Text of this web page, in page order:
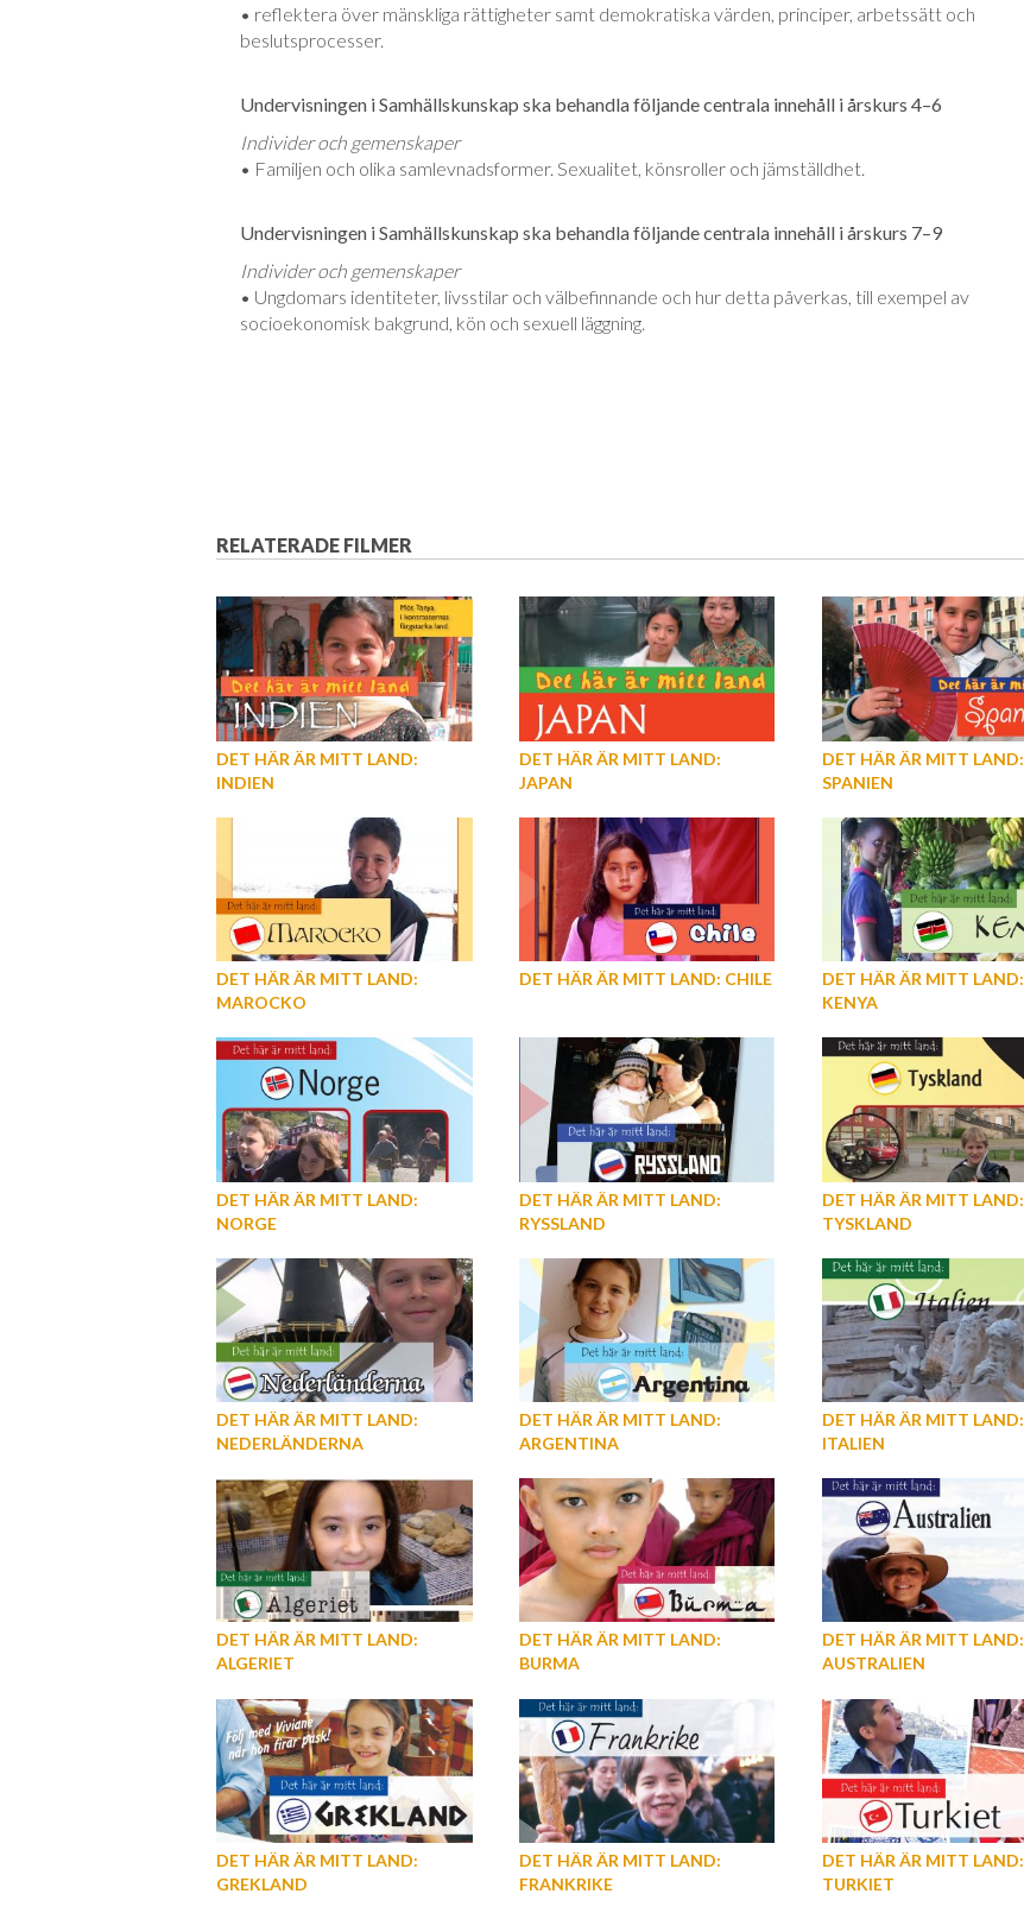
• reflektera över mänskliga rättigheter samt demokratiska värden, principer, arbetssätt och
beslutsprocesser.
Undervisningen i Samhällskunskap ska behandla följande centrala innehåll i årskurs 4–6
Individer och gemenskaper
• Familjen och olika samlevnadsformer. Sexualitet, könsroller och jämställdhet.
Undervisningen i Samhällskunskap ska behandla följande centrala innehåll i årskurs 7–9
Individer och gemenskaper
• Ungdomars identiteter, livsstilar och välbefinnande och hur detta påverkas, till exempel av
socioekonomisk bakgrund, kön och sexuell läggning.
RELATERADE FILMER
DET HÄR ÄR MITT LAND:
INDIEN
DET HÄR ÄR MITT LAND:
JAPAN
DET HÄR ÄR MITT LAND:
SPANIEN
DET HÄR ÄR MITT LAND:
MAROCKO
DET HÄR ÄR MITT LAND: CHILE
DET HÄR ÄR MITT LAND:
KENYA
DET HÄR ÄR MITT LAND:
NORGE
DET HÄR ÄR MITT LAND:
RYSSLAND
DET HÄR ÄR MITT LAND:
TYSKLAND
DET HÄR ÄR MITT LAND:
NEDERLÄNDERNA
DET HÄR ÄR MITT LAND:
ARGENTINA
DET HÄR ÄR MITT LAND:
ITALIEN
DET HÄR ÄR MITT LAND:
ALGERIET
DET HÄR ÄR MITT LAND:
BURMA
DET HÄR ÄR MITT LAND:
AUSTRALIEN
DET HÄR ÄR MITT LAND:
GREKLAND
DET HÄR ÄR MITT LAND:
FRANKRIKE
DET HÄR ÄR MITT LAND:
TURKIET